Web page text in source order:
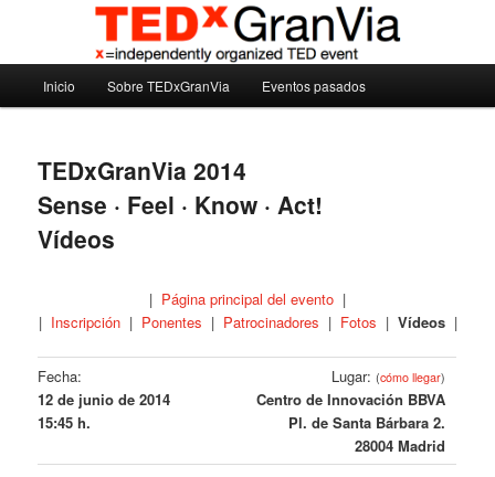
principalTEDxGranVia
Madrid – España – Spain
Inicio Sobre TEDxGranVia Eventos pasados
TEDxGranVia 2014
Sense · Feel · Know · Act!
Vídeos
| Página principal del evento |
| Inscripción| Ponentes | Patrocinadores | Fotos | Vídeos|
Fecha:
12 de junio de 2014
15:45 h.
Lugar:(cómo llegar)
Centro de Innovación BBVA
Pl. de Santa Bárbara 2.
28004 Madrid